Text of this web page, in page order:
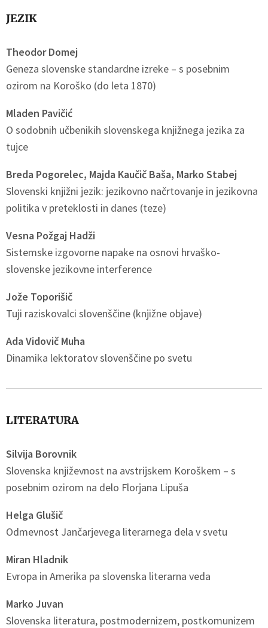
JEZIK
Theodor Domej
Geneza slovenske standardne izreke – s posebnim
ozirom na Koroško (do leta 1870)
Mladen Pavičić
O sodobnih učbenikih slovenskega knjižnega jezika za
tujce
Breda Pogorelec, Majda Kaučič Baša, Marko Stabej
Slovenski knjižni jezik: jezikovno načrtovanje in jezikovna
politika v preteklosti in danes (teze)
Vesna Požgaj Hadži
Sistemske izgovorne napake na osnovi hrvaško-
slovenske jezikovne interference
Jože Toporišič
Tuji raziskovalci slovenščine (knjižne objave)
Ada Vidovič Muha
Dinamika lektoratov slovenščine po svetu
LITERATURA
Silvija Borovnik
Slovenska književnost na avstrijskem Koroškem – s
posebnim ozirom na delo Florjana Lipuša
Helga Glušič
Odmevnost Jančarjevega literarnega dela v svetu
Miran Hladnik
Evropa in Amerika pa slovenska literarna veda
Marko Juvan
Slovenska literatura, postmodernizem, postkomunizem